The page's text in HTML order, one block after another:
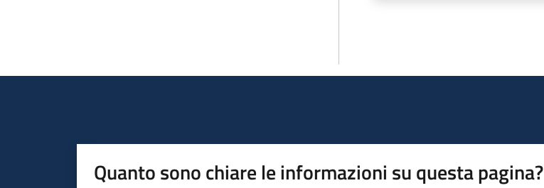
Quanto sono chiare le informazioni su questa pagina?